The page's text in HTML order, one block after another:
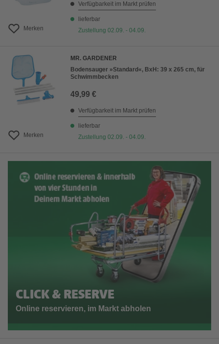
Merken
Verfügbarkeit im Markt prüfen
lieferbar
Zustellung 02.09. - 04.09.
Merken
MR. GARDENER
Bodensauger »Standard«, BxH: 39 x 265 cm, für
Schwimmbecken
49,99 €
Verfügbarkeit im Markt prüfen
lieferbar
Zustellung 02.09. - 04.09.
CLICK & RESERVE
Online reservieren, im Markt abholen